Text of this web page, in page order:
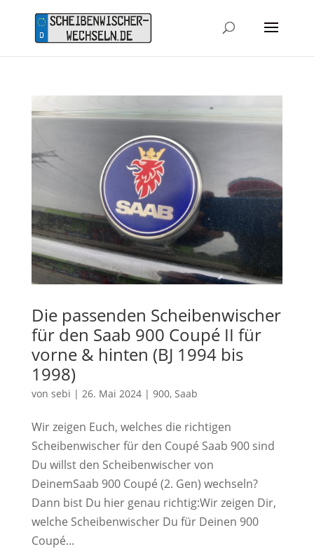
Die passenden Scheibenwischer
für den Saab 900 Coupé II für
vorne & hinten (BJ 1994 bis
1998)
von sebi | 26. Mai 2024| 900, Saab
Wir zeigen Euch, welches die richtigen
Scheibenwischer für den Coupé Saab 900 sind
Du willst den Scheibenwischer von
DeinemSaab 900 Coupé (2. Gen) wechseln?
Dann bist Du hier genau richtig:Wir zeigen Dir,
welche Scheibenwischer Du für Deinen 900
Coupé...